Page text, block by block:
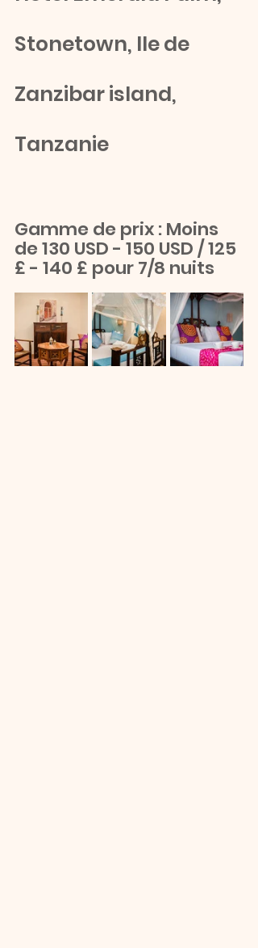
Stonetown, Ile de
Zanzibar island,
Tanzanie
Gamme de prix : Moins
de 130 USD - 150 USD / 125
£ - 140 £ pour 7/8 nuits